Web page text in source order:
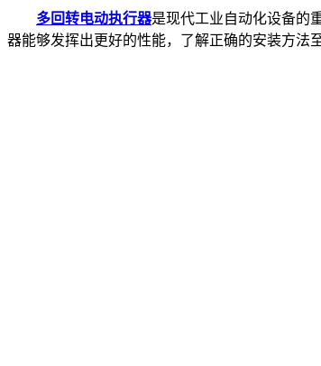
多回转电动执行器是现代工业自动化设备的
器能够发挥出更好的性能，了解正确的安装方法